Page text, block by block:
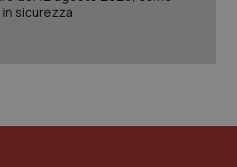
sicurezza